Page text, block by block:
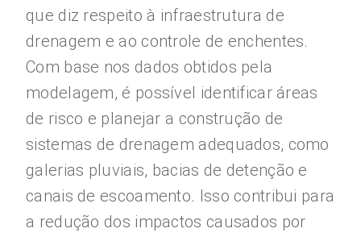
que diz respeito à infraestrutura de
drenagem e ao controle de enchentes.
Com base nos dados obtidos pela
modelagem, é possível identificar áreas
de risco e planejar a construção de
sistemas de drenagem adequados, como
galerias pluviais, bacias de detenção e
canais de escoamento. Isso contribui para
a redução dos impactos causados por